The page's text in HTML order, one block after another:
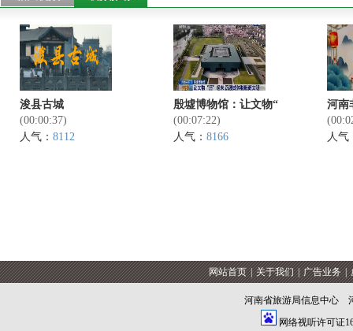
浚县古城
(00:00:37)
人气： 8112
殷墟博物馆：让文物“
(00:07:22)
人气： 8166
河
人气
网站首页 | 关于我们 | 广告业务 |
河南省旅游局信息中心
网络视听许可证